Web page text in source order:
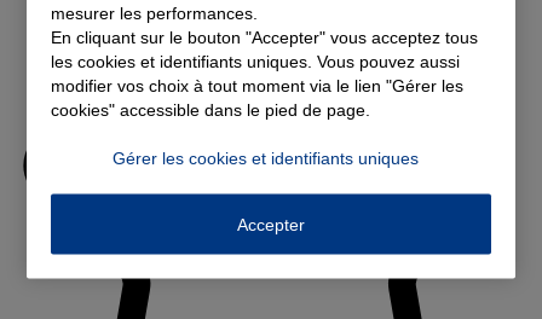
mesurer les performances.
En cliquant sur le bouton "Accepter" vous acceptez tous
les cookies et identifiants uniques. Vous pouvez aussi
modifier vos choix à tout moment via le lien "Gérer les
cookies" accessible dans le pied de page.
Gérer les cookies et identifiants uniques
Accepter